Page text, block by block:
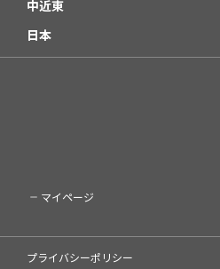
中近東
日本
マイページ
プライバシーポリシー